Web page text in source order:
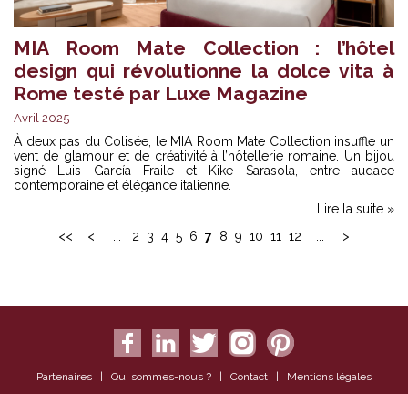
MIA Room Mate Collection : l’hôtel
design qui révolutionne la dolce vita à
Rome testé par Luxe Magazine
Avril 2025
À deux pas du Colisée, le MIA Room Mate Collection insuffle un
vent de glamour et de créativité à l’hôtellerie romaine. Un bijou
signé Luis García Fraile et Kike Sarasola, entre audace
contemporaine et élégance italienne.
Lire la suite »
<<
< 2 3 4 5 6 7 8 9 10 11 12 >
Partenaires | Qui sommes-nous ? | Contact | Mentions légales